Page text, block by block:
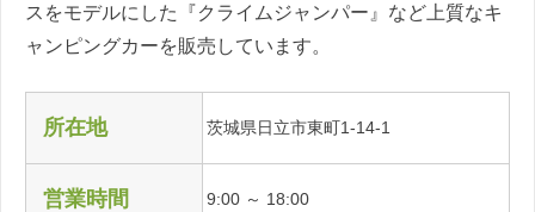
スをモデルにした『クライムジャンパー』など上質なキ
ャンピングカーを販売しています。
所在地 茨城県日立市東町1-14-1
営業時間 9:00 ～ 18:00